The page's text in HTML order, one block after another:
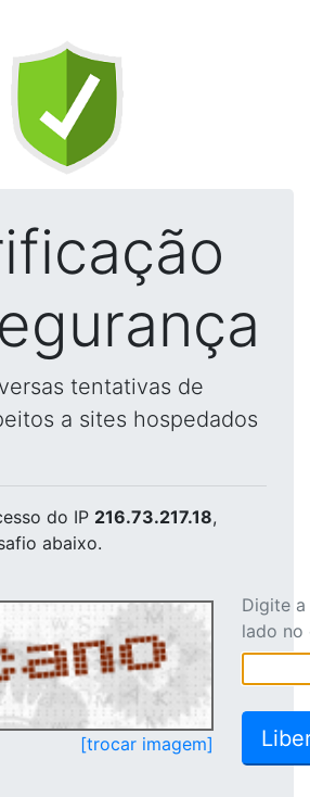
tentativas de
a sites hospedados
do IP 216.73.217.18,
abaixo.
[trocar imagem]
Digite
lado no